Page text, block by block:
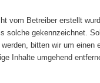
vom Betreiber erstellt
solche gekennzeichnet.
bitten wir um
Inhalte umgehend